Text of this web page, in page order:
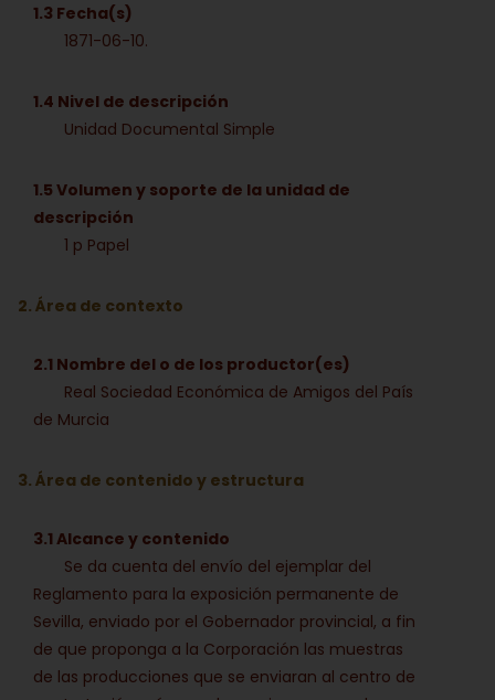
1.3 Fecha(s)
1871-06-10.
1.4 Nivel de descripción
Unidad Documental Simple
1.5 Volumen y soporte de la unidad de
descripción
1 p Papel
2. Área de contexto
2.1 Nombre del o de los productor(es)
Real Sociedad Económica de Amigos del País
de Murcia
3. Área de contenido y estructura
3.1 Alcance y contenido
Se da cuenta del envío del ejemplar del
Reglamento para la exposición permanente de
Sevilla, enviado por el Gobernador provincial, a fin
de que proponga a la Corporación las muestras
de las producciones que se enviaran al centro de